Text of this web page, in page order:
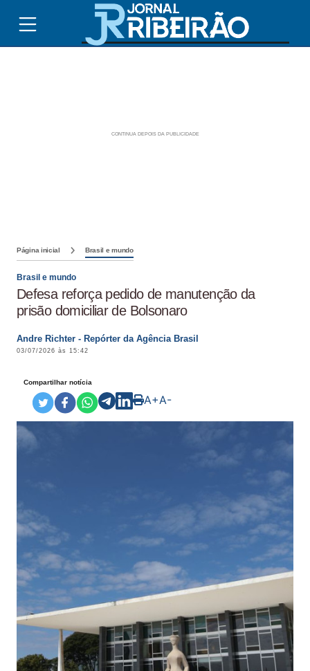
Página inicial Brasil e mundo
Brasil e mundo
Defesa reforça pedido de manutenção da
prisão domiciliar de Bolsonaro
Andre Richter - Repórter da Agência Brasil
03/07/2026 às 15:42
Compartilhar notícia
A+A-